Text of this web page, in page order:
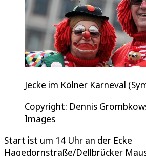
Jecke im Kölner Karneval
Copyright: Dennis
Images
Start ist um 14 Uhr an der Ecke
Hagedornstraße/Dellbrücker